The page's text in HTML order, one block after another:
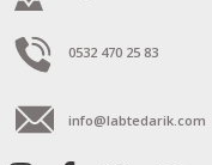
0532 470 25 83
info@labtedarik.com